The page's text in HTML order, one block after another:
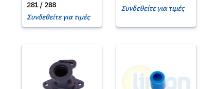
281 / 288
Συνδεθείτε για τιμές
Συνδεθείτε για τιμές